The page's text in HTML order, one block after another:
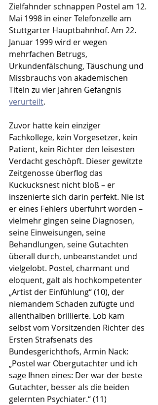
Zielfahnder schnappen Postel am 12.
Mai 1998 in einer Telefonzelle am
Stuttgarter Hauptbahnhof. Am 22.
Januar 1999 wird er wegen
mehrfachen Betrugs,
Urkundenfälschung, Täuschung und
Missbrauchs von akademischen
Titeln zu vier Jahren Gefängnis
verurteilt.
Zuvor hatte kein einziger
Fachkollege, kein Vorgesetzer, kein
Patient, kein Richter den leisesten
Verdacht geschöpft. Dieser gewitzte
Zeitgenosse überflog das
Kuckucksnest nicht bloß – er
inszenierte sich darin perfekt. Nie ist
er eines Fehlers überführt worden –
vielmehr gingen seine Diagnosen,
seine Einweisungen, seine
Behandlungen, seine Gutachten
überall durch, unbeanstandet und
vielgelobt. Postel, charmant und
eloquent, galt als hochkompetenter
„Artist der Einfühlung“ (10), der
niemandem Schaden zufügte und
allenthalben brillierte. Lob kam
selbst vom Vorsitzenden Richter des
Ersten Strafsenats des
Bundesgerichthofs, Armin Nack:
„Postel war Obergutachter und ich
sage Ihnen eines: Der war der beste
Gutachter, besser als die beiden
gelernten Psychiater.“ (11)